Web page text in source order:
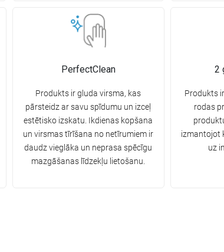
PerfectClean
Produkts ir gluda virsma, kas
pārsteidz ar savu spīdumu un izceļ
estētisko izskatu. Ikdienas kopšana
un virsmas tīrīšana no netīrumiem ir
daudz vieglāka un neprasa spēcīgu
mazgāšanas līdzekļu lietošanu.
2
Produkts
rodas
izmantojot
uz